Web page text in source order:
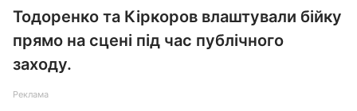
Тодоренко та Кіркоров влаштували бійку
прямо на сцені під час публічного
заходу.
Реклама